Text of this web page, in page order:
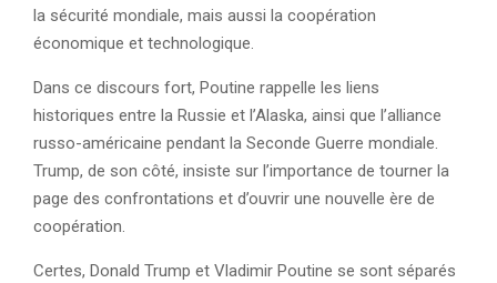
la sécurité mondiale, mais aussi la coopération
économique et technologique.
Dans ce discours fort, Poutine rappelle les liens
historiques entre la Russie et l’Alaska, ainsi que l’alliance
russo-américaine pendant la Seconde Guerre mondiale.
Trump, de son côté, insiste sur l’importance de tourner la
page des confrontations et d’ouvrir une nouvelle ère de
coopération.
Certes, Donald Trump et Vladimir Poutine se sont séparés